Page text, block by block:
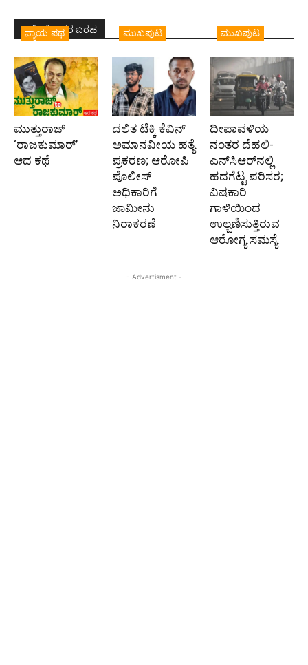
ಇದೇ ಲೇಖಕರ ಬರಹ
ನ್ಯಾಯ ಪಥ
ಮುತ್ತುರಾಜ್
‘ರಾಜಕುಮಾರ್‍’
ಆದ ಕಥೆ
ಮುಖಪುಟ
ದಲಿತ ಟೆಕ್ಕಿ ಕೆವಿನ್
ಅಮಾನವೀಯ ಹತ್ಯೆ
ಪ್ರಕರಣ; ಆರೋಪಿ
ಪೊಲೀಸ್‌
ಅಧಿಕಾರಿಗೆ
ಜಾಮೀನು
ನಿರಾಕರಣೆ
ಮುಖಪುಟ
ದೀಪಾವಳಿಯ
ನಂತರ ದೆಹಲಿ-
ಎನ್‌ಸಿಆರ್‌ನಲ್ಲಿ
ಹದಗೆಟ್ಟ ಪರಿಸರ;
ವಿಷಕಾರಿ
ಗಾಳಿಯಿಂದ
ಉಲ್ಬಣಿಸುತ್ತಿರುವ
ಆರೋಗ್ಯ ಸಮಸ್ಯೆ
- Advertisment -